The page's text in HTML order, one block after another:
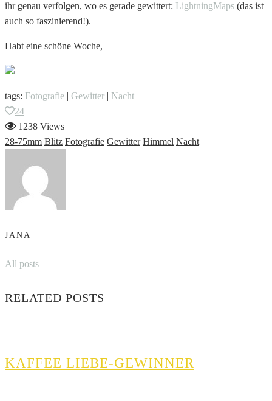
ihr genau verfolgen, wo es gerade gewittert: LightningMaps (das ist
auch so faszinierend!).
Habt eine schöne Woche,
tags: Fotografie Gewitter
Nacht
24
1238 Views
28-75mm Blitz Fotografie Gewitter Himmel Nacht
JANA
All posts
RELATED POSTS
KAFFEE LIEBE-GEWINNER